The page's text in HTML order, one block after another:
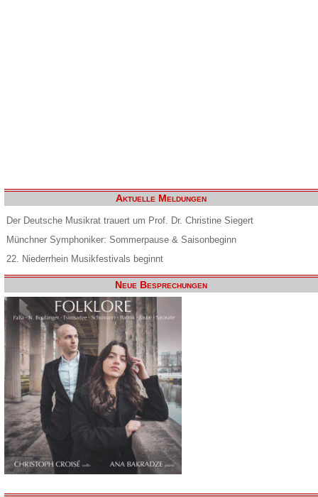
Aktuelle Meldungen
Der Deutsche Musikrat trauert um Prof. Dr. Christine Siegert
Münchner Symphoniker: Sommerpause & Saisonbeginn
22. Niederrhein Musikfestivals beginnt
Neue Besprechungen